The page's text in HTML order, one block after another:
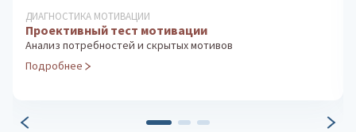
ДИАГНОСТИКА МОТИВАЦИИ
Проективный тест мотивации
Анализ потребностей и скрытых мотивов
Подробнее